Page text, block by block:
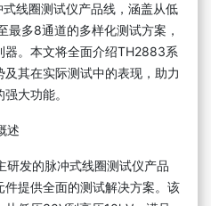
线圈测试仪产品线，涵盖从低
多8通道的多样化测试方案，
器。本文将全面介绍TH2883系
其在实际测试中的表现，助力
大功能。
述
发的脉冲式线圈测试仪产品
提供全面的测试解决方案。该